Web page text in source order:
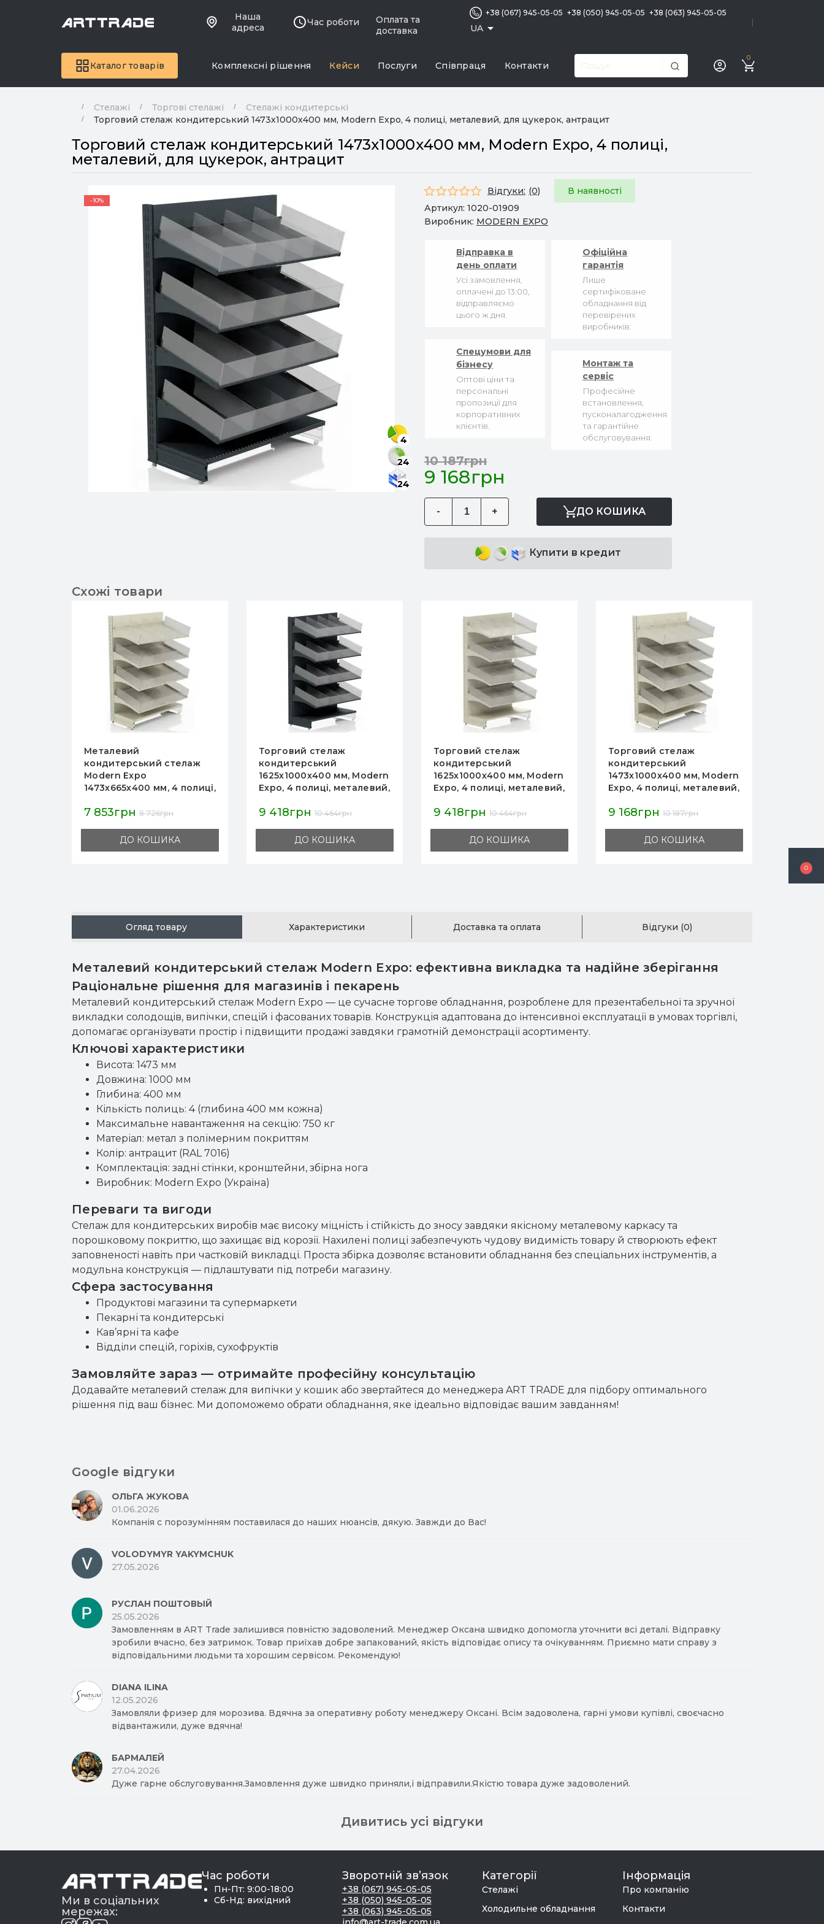
0
Наша
адреса
Час роботи
Оплата та
доставка
UA
+38 (067) 945-05-05 +38 (050) 945-05-05 +38 (063) 945-05-05
Каталог товарів Комплексні рішення Кейси Послуги Співпраця Контакти
0
Стелажі Торгові стелажі
Стелажі кондитерські
Торговий стелаж кондитерський 1473х1000х400 мм, Modern Expo, 4 полиці, металевий, для цукерок, антрацит
Торговий стелаж кондитерський 1473х1000х400 мм, Modern Expo, 4 полиці,
металевий, для цукерок, антрацит
-10%
4
24
24
Відгуки: (0)
В наявності
Артикул: 1020-01909
Виробник: MODERN EXPO
Відправка в
день оплати
Усі замовлення,
оплачені до 13:00,
відправляємо
цього ж дня.
Офіційна
гарантія
Лише
сертифіковане
обладнання від
перевірених
виробників.
Спецумови для
бізнесу
Оптові ціни та
персональні
пропозиції для
корпоративних
клієнтів.
Монтаж та
сервіс
Професійне
встановлення,
пусконалагодження
та гарантійне
обслуговування.
9 168грн
10 187грн
- + ДО КОШИКА
Купити в кредит
Схожі товари
Торговий стелаж
кондитерський
1625х1000х400 мм, Modern
Expo, 4 полиці, металевий,
9 418грн 10 464грн
ДО КОШИКА
Торговий стелаж
кондитерський
1625х1000х400 мм, Modern
Expo, 4 полиці, металевий,
9 418грн 10 464грн
ДО КОШИКА
Торговий стелаж
кондитерський
1473х1000х400 мм, Modern
Expo, 4 полиці, металевий,
9 168грн 10 187грн
ДО КОШИКА
Торговий стелаж
кондитерський
1473х1330х400 мм, Modern
Expo, 4 полиці, металевий,
10 939грн 12 154грн
ДО КОШИКА
Огляд товару Характеристики Доставка та оплата Відгуки (0)
Металевий кондитерський стелаж Modern Expo: ефективна викладка та надійне зберігання
Раціональне рішення для магазинів і пекарень
Металевий кондитерський стелаж Modern Expo — це сучасне торгове обладнання, розроблене для презентабельної та зручної
викладки солодощів, випічки, спецій і фасованих товарів. Конструкція адаптована до інтенсивної експлуатації в умовах торгівлі,
допомагає організувати простір і підвищити продажі завдяки грамотній демонстрації асортименту.
Ключові характеристики
Висота: 1473 мм
Довжина: 1000 мм
Глибина: 400 мм
Кількість полиць: 4 (глибина 400 мм кожна)
Максимальне навантаження на секцію: 750 кг
Матеріал: метал з полімерним покриттям
Колір: антрацит (RAL 7016)
Комплектація: задні стінки, кронштейни, збірна нога
Виробник: Modern Expo (Україна)
Переваги та вигоди
Стелаж для кондитерських виробів має високу міцність і стійкість до зносу завдяки якісному металевому каркасу та
порошковому покриттю, що захищає від корозії. Нахилені полиці забезпечують чудову видимість товару й створюють ефект
заповненості навіть при частковій викладці. Проста збірка дозволяє встановити обладнання без спеціальних інструментів, а
модульна конструкція — підлаштувати під потреби магазину.
Сфера застосування
Продуктові магазини та супермаркети
Пекарні та кондитерські
Кав’ярні та кафе
Відділи спецій, горіхів, сухофруктів
Замовляйте зараз — отримайте професійну консультацію
Додавайте металевий стелаж для випічки у кошик або звертайтеся до менеджера ART TRADE для підбору оптимального
рішення під ваш бізнес. Ми допоможемо обрати обладнання, яке ідеально відповідає вашим завданням!
Google відгуки
ОЛЬГА ЖУКОВА
01.06.2026
Компанія с порозумінням поставилася до наших нюансів, дякую. Завжди до Вас!
VOLODYMYR YAKYMCHUK
27.05.2026
РУСЛАН ПОШТОВЫЙ
25.05.2026
Замовленням в ART Trade залишився повністю задоволений. Менеджер Оксана швидко допомогла уточнити всі деталі. Відправку
зробили вчасно, без затримок. Товар приїхав добре запакований, якість відповідає опису та очікуванням. Приємно мати справу з
відповідальними людьми та хорошим сервісом. Рекомендую!
DIANA ILINA
12.05.2026
Замовляли фризер для морозива. Вдячна за оперативну роботу менеджеру Оксані. Всім задоволена, гарні умови купівлі, своєчасно
відвантажили, дуже вдячна!
БАРМАЛЕЙ
27.04.2026
Дуже гарне обслуговування.Замовлення дуже швидко приняли,і відправили.Якістю товара дуже задоволений.
Дивитись усі відгуки
Ми в соціальних
мережах:
Час роботи
Пн-Пт: 9:00-18:00
Сб-Нд: вихідний
Зворотній зв’язок
+38 (067) 945-05-05
+38 (050) 945-05-05
+38 (063) 945-05-05
Категорії
Стелажі
Холодильне обладнання
Інформація
Про компанію
Контакти